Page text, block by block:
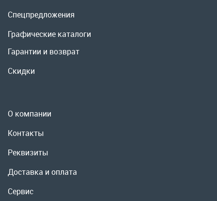
Полезная информация